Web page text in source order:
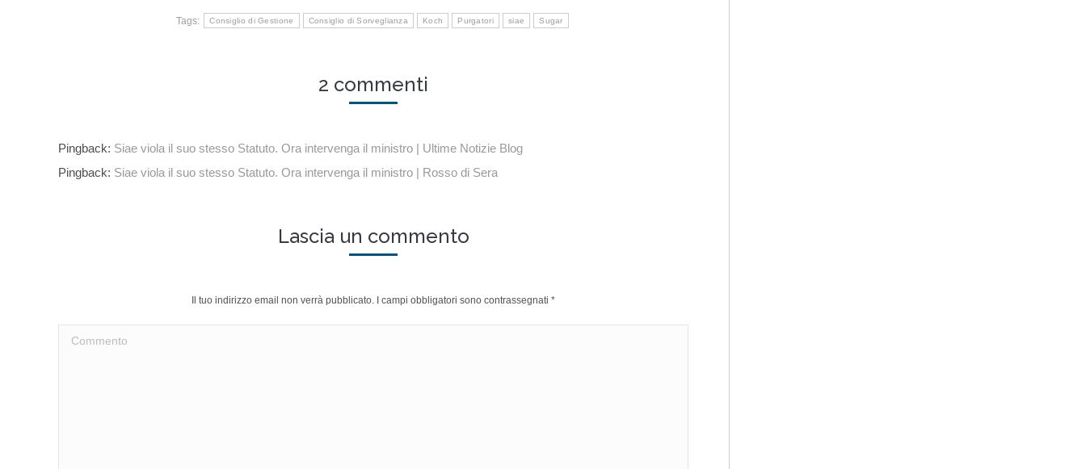
Tags: Consiglio di Gestione Consiglio di Sorveglianza Koch Purgatori siae Sugar
2 commenti
Pingback: Siae viola il suo stesso Statuto. Ora intervenga il ministro | Ultime Notizie Blog
Pingback: Siae viola il suo stesso Statuto. Ora intervenga il ministro | Rosso di Sera
Lascia un commento
Il tuo indirizzo email non verrà pubblicato. I campi obbligatori sono contrassegnati *
Commento